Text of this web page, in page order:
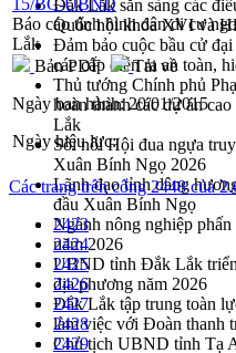
Đắk Lắk sẵn sàng các
Quốc hội khóa XVI và
Đảm bảo cuộc bầu cử
các cấp diễn ra an toàn,
Thủ tướng Chính phủ
hoàn thành các dự án
Lắk
Sôi nổi Hội đua ngựa
Xuân Bính Ngọ 2026
Lãnh đạo tỉnh dâng
đầu Xuân Bính Ngọ
Ngành nông nghiệp
năm 2026
UBND tỉnh Đắk Lắk triển
địa phương năm 2026
Đắk Lắk tập trung toàn
làm việc với Đoàn thanh
Chủ tịch UBND tỉnh Tạ
15/BC-UBND
Báo cáo tình hình dân di cư
Lắk
Bản PDF
Tải về
Ngày ban hành:20/01/2015
Ngày hiệu lực:
Các trang trên cổng 2448 của
2423
2424
2425
2426
2427
2428
2429